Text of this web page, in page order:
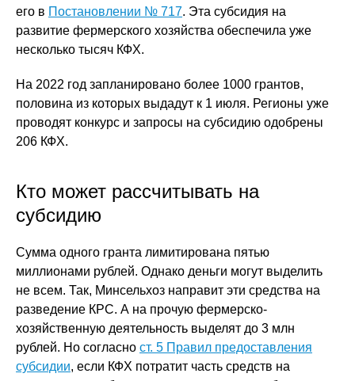
его в Постановлении № 717. Эта субсидия на
развитие фермерского хозяйства обеспечила уже
несколько тысяч КФХ.
На 2022 год запланировано более 1000 грантов,
половина из которых выдадут к 1 июля. Регионы уже
проводят конкурс и запросы на субсидию одобрены
206 КФХ.
Кто может рассчитывать на
субсидию
Сумма одного гранта лимитирована пятью
миллионами рублей. Однако деньги могут выделить
не всем. Так, Минсельхоз направит эти средства на
разведение КРС. А на прочую фермерско-
хозяйственную деятельность выделят до 3 млн
рублей. Но согласно ст. 5 Правил предоставления
субсидии, если КФХ потратит часть средств на